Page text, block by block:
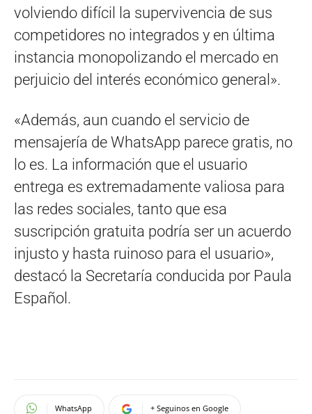
volviendo difícil la supervivencia de sus
competidores no integrados y en última
instancia monopolizando el mercado en
perjuicio del interés económico general».
«Además, aun cuando el servicio de
mensajería de WhatsApp parece gratis, no
lo es. La información que el usuario
entrega es extremadamente valiosa para
las redes sociales, tanto que esa
suscripción gratuita podría ser un acuerdo
injusto y hasta ruinoso para el usuario»,
destacó la Secretaría conducida por Paula
Español.
WhatsApp + Seguinos en Google